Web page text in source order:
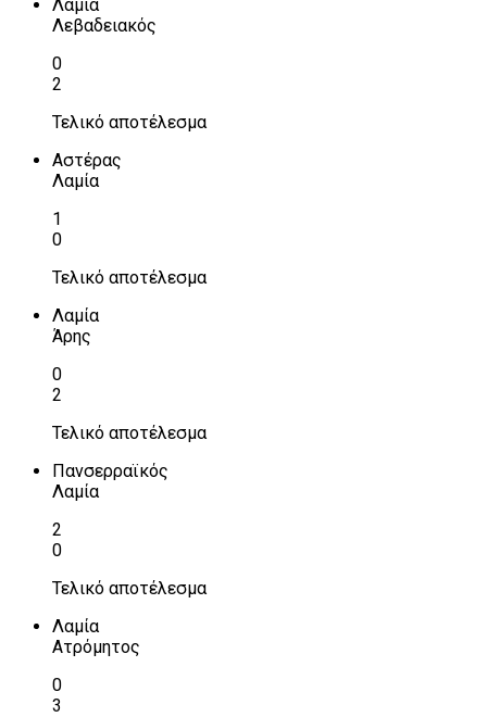
Λαμία
Λεβαδειακός
0
2
Τελικό αποτέλεσμα
Αστέρας
Λαμία
1
0
Τελικό αποτέλεσμα
Λαμία
Άρης
0
2
Τελικό αποτέλεσμα
Πανσερραϊκός
Λαμία
2
0
Τελικό αποτέλεσμα
Λαμία
Ατρόμητος
0
3